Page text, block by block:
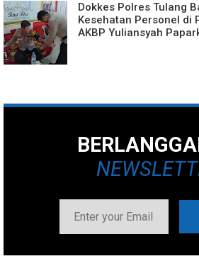
Dokkes Polres Tulang
Kesehatan Personel di
AKBP Yuliansyah